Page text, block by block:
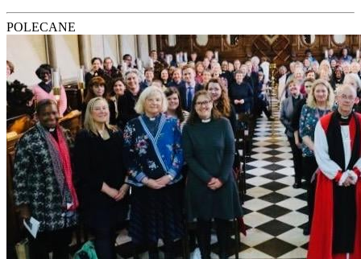
POLECANE